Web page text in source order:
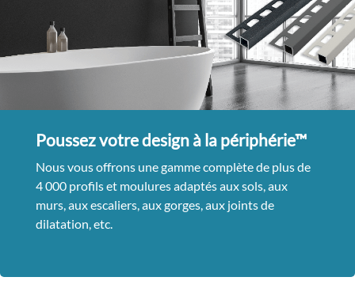
Poussez votre design à la périphérie™
Nous vous offrons une gamme complète de plus de
4 000 profils et moulures adaptés aux sols, aux
murs, aux escaliers, aux gorges, aux joints de
dilatation, etc.